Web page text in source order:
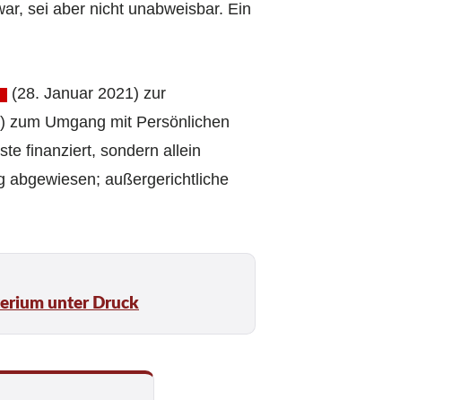
sei aber nicht unabweisbar. Ein
(28. Januar 2021) zur
zum Umgang mit Persönlichen
finanziert, sondern allein
abgewiesen; außer­gerichtliche
unter Druck